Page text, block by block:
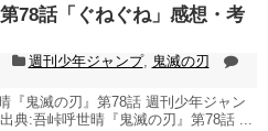
78話「ぐねぐね」感想・考
週刊少年ジャンプ, 鬼滅の刃
『鬼滅の刃』第78話 週刊少年ジャン
典:吾峠呼世晴『鬼滅の刃』第78話 ...